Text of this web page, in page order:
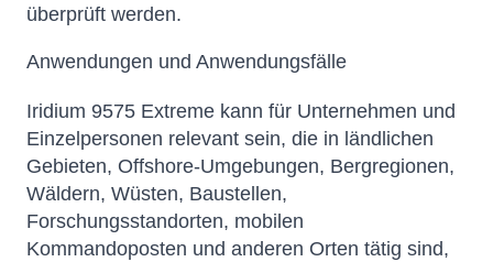
überprüft werden.
Anwendungen und Anwendungsfälle
Iridium 9575 Extreme kann für Unternehmen und
Einzelpersonen relevant sein, die in ländlichen
Gebieten, Offshore-Umgebungen, Bergregionen,
Wäldern, Wüsten, Baustellen,
Forschungsstandorten, mobilen
Kommandoposten und anderen Orten tätig sind,